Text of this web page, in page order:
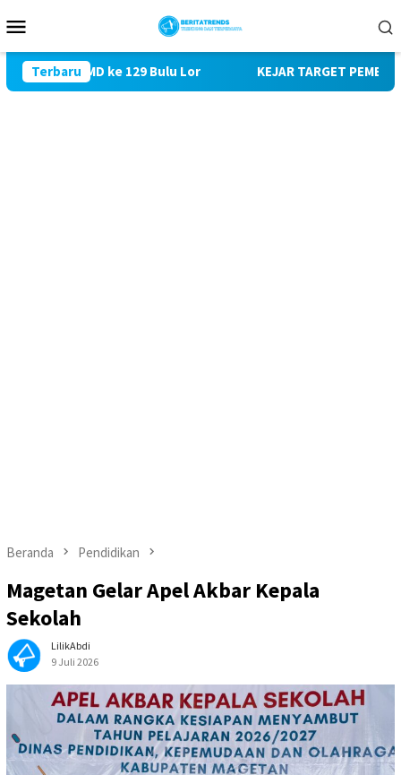
ke
Mobile
Terbaru
TMMD ke 129 Bulu Lor KEJAR TARGET PEMBANGUNAN
Beranda Pendidikan
Magetan Gelar Apel Akbar Kepala
Sekolah
LilikAbdi
9 Juli 2026